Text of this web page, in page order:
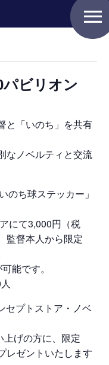
menu
パビリオン
と「いのち」を共有
なノベルティと交流
のち球ステッカー」
にて3,000円（税
監督本人から限定
能です。
セプトストア・ノベ
上げの方に、限定
レゼントいたします